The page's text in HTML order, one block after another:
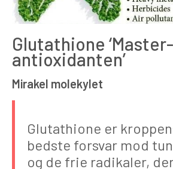
Glutathione ‘Master-
antioxidanten’
Mirakel molekylet
Glutathione er
bedste forsvar mod
og de frie radikaler,